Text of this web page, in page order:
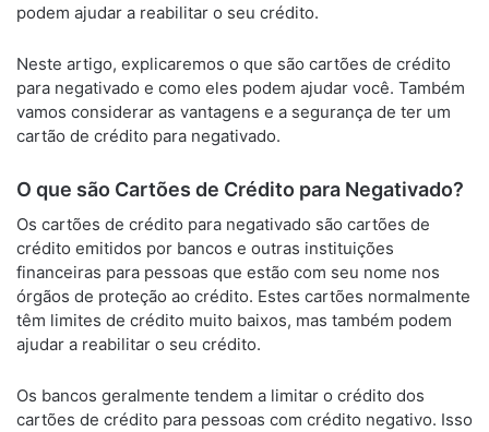
podem ajudar a reabilitar o seu crédito.
Neste artigo, explicaremos o que são cartões de crédito
para negativado e como eles podem ajudar você. Também
vamos considerar as vantagens e a segurança de ter um
cartão de crédito para negativado.
O que são Cartões de Crédito para Negativado?
Os cartões de crédito para negativado são cartões de
crédito emitidos por bancos e outras instituições
financeiras para pessoas que estão com seu nome nos
órgãos de proteção ao crédito. Estes cartões normalmente
têm limites de crédito muito baixos, mas também podem
ajudar a reabilitar o seu crédito.
Os bancos geralmente tendem a limitar o crédito dos
cartões de crédito para pessoas com crédito negativo. Isso